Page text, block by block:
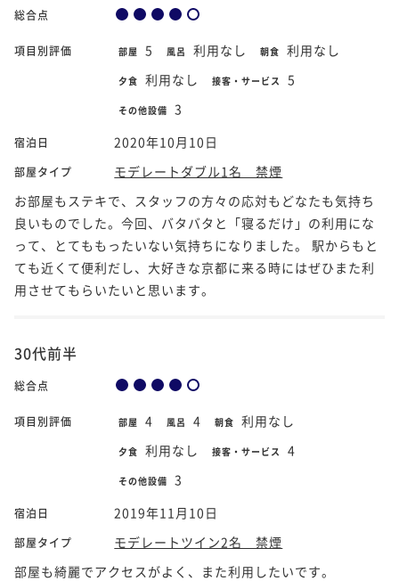
総合点
項目別評価 部屋 5 風呂 利用なし 朝食 利用なし
夕食 利用なし 接客・サービス 5
その他設備 3
宿泊日 2020年10月10日
部屋タイプ
モデレートダブル1名 禁煙
お部屋もステキで、スタッフの方々の応対もどなたも気持ち
良いものでした。今回、バタバタと「寝るだけ」の利用にな
って、とてももったいない気持ちになりました。 駅からもと
ても近くて便利だし、大好きな京都に来る時にはぜひまた利
用させてもらいたいと思います。
30代前半
総合点
項目別評価 部屋 4 風呂 4 朝食 利用なし
夕食 利用なし 接客・サービス 4
その他設備 3
宿泊日 2019年11月10日
部屋タイプ
モデレートツイン2名 禁煙
部屋も綺麗でアクセスがよく、また利用したいです。